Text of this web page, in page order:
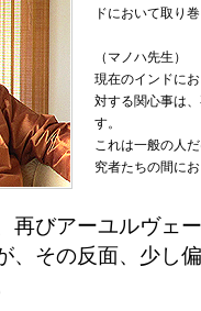
ドにおいて取り
（マノハ先生）
現在のインドに
対する関心事は
す。
これは一般の人
究者たちの間に
再びアーユルヴェ
、その反面、少し